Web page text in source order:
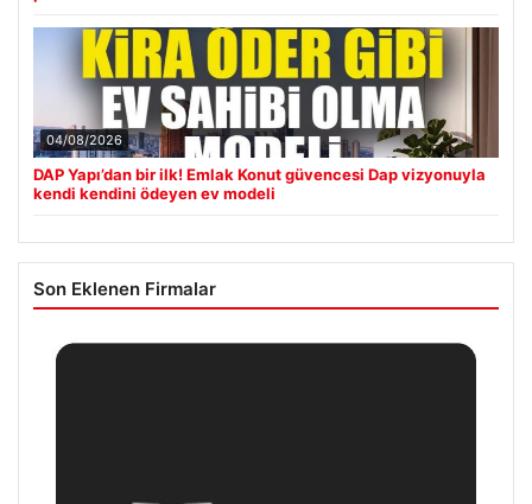
04/08/2026
DAP Yapı’dan bir ilk! Emlak Konut güvencesi Dap vizyonuyla
kendi kendini ödeyen ev modeli
Son Eklenen Firmalar